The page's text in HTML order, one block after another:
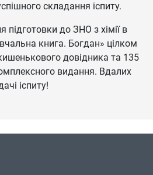
складання іспиту.
підготовки до ЗНО з хімії в
книга. Богдан» цілком
довідника та 135
видання. Вдалих
іспиту!